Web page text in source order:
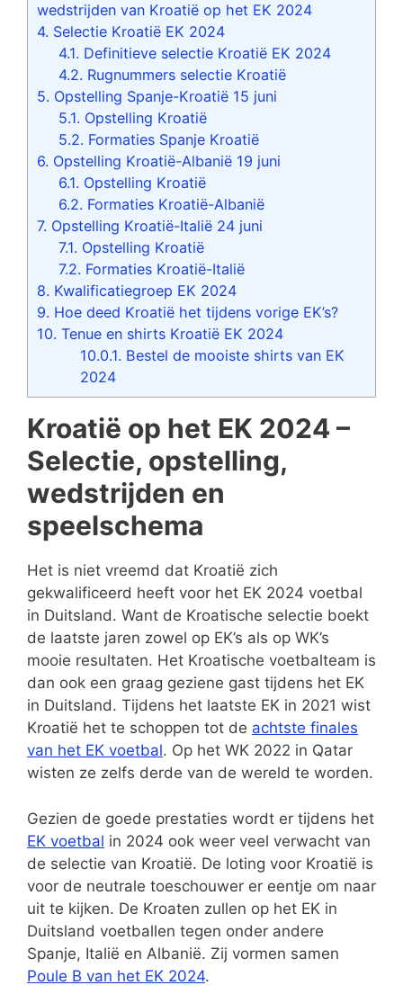
wedstrijden van Kroatië op het EK 2024
4. Selectie Kroatië EK 2024
4.1. Definitieve selectie Kroatië EK 2024
4.2. Rugnummers selectie Kroatië
5. Opstelling Spanje-Kroatië 15 juni
5.1. Opstelling Kroatië
5.2. Formaties Spanje Kroatië
6. Opstelling Kroatië-Albanië 19 juni
6.1. Opstelling Kroatië
6.2. Formaties Kroatië-Albanië
7. Opstelling Kroatië-Italië 24 juni
7.1. Opstelling Kroatië
7.2. Formaties Kroatië-Italië
8. Kwalificatiegroep EK 2024
9. Hoe deed Kroatië het tijdens vorige EK’s?
10. Tenue en shirts Kroatië EK 2024
10.0.1. Bestel de mooiste shirts van EK
2024
Kroatië op het EK 2024 –
Selectie, opstelling,
wedstrijden en
speelschema
Het is niet vreemd dat Kroatië zich
gekwalificeerd heeft voor het EK 2024 voetbal
in Duitsland. Want de Kroatische selectie boekt
de laatste jaren zowel op EK’s als op WK’s
mooie resultaten. Het Kroatische voetbalteam is
dan ook een graag geziene gast tijdens het EK
in Duitsland. Tijdens het laatste EK in 2021 wist
Kroatië het te schoppen tot de achtste finales
van het EK voetbal. Op het WK 2022 in Qatar
wisten ze zelfs derde van de wereld te worden.
Gezien de goede prestaties wordt er tijdens het
EK voetbal in 2024 ook weer veel verwacht van
de selectie van Kroatië. De loting voor Kroatië is
voor de neutrale toeschouwer er eentje om naar
uit te kijken. De Kroaten zullen op het EK in
Duitsland voetballen tegen onder andere
Spanje, Italië en Albanië. Zij vormen samen
Poule B van het EK 2024.